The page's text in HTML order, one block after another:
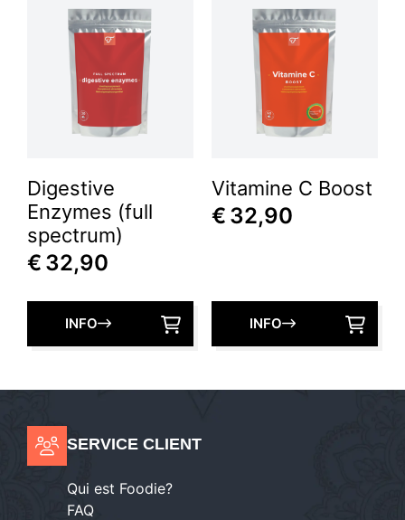
Digestive
Enzymes (full
spectrum)
€ 32,90
INFO
Vitamine C Boost
€ 32,90
INFO
SERVICE CLIENT
Qui est Foodie?
FAQ